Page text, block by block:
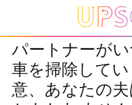
パートナーが
車を掃除して
意、あなたの